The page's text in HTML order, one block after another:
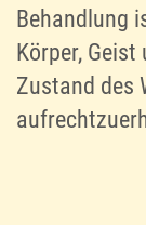
Behandlung
Körper, Geist
Zustand des